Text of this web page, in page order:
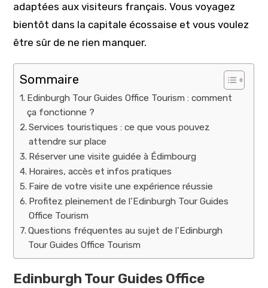
adaptées aux visiteurs français. Vous voyagez
bientôt dans la capitale écossaise et vous voulez
être sûr de ne rien manquer.
Sommaire
Edinburgh Tour Guides Office Tourism : comment
ça fonctionne ?
Services touristiques : ce que vous pouvez
attendre sur place
Réserver une visite guidée à Édimbourg
Horaires, accès et infos pratiques
Faire de votre visite une expérience réussie
Profitez pleinement de l’Edinburgh Tour Guides
Office Tourism
Questions fréquentes au sujet de l’Edinburgh
Tour Guides Office Tourism
Edinburgh Tour Guides Office